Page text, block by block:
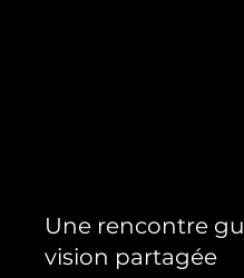
Une rencontre
vision partagée